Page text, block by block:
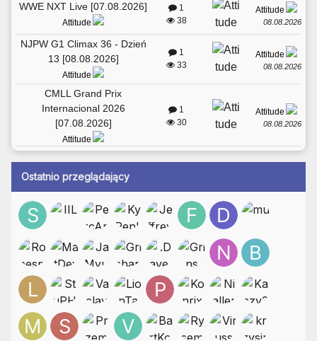
WWE NXT Live [07.08.2026]
Attitude
1
38
Attitude
08.08.2026
NJPW G1 Climax 36 - Dzień
13 [08.08.2026]
Attitude
1
33
Attitude
08.08.2026
CMLL Grand Prix
Internacional 2026
[07.08.2026]
Attitude
1
30
Attitude
08.08.2026
Ostatnio przeglądający